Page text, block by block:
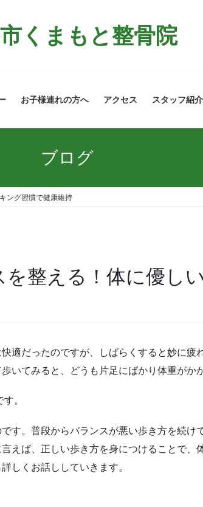
くまもと整骨院
お子様連れの方へ アクセス スタッフ紹介
ブログ
ング習慣で健康維持
整える！体に優し
適だったのですが、しばらくすると妙に
いてみると、どうも片足にばかり体重がか
。
す。普段からバランスが悪い歩き方を続け
えば、正しい歩き方を身につけることで
しくお話ししていきます。